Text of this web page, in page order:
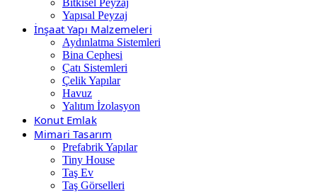
Yapısal Peyzaj
İnşaat Yapı Malzemeleri
Aydınlatma Sistemleri
Bina Cephesi
Çatı Sistemleri
Çelik Yapılar
Havuz
Yalıtım İzolasyon
Konut Emlak
Mimari Tasarım
Prefabrik Yapılar
Tiny House
Taş Ev
Taş Görselleri